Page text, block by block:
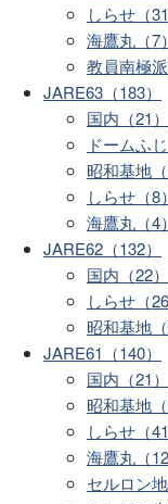
しらせ（31
海鷹丸（7）
教員南極
JARE63（183）
国内（21）
ドームふ
昭和基地（
しらせ（8）
海鷹丸（4）
JARE62（132）
国内（22）
しらせ（26
昭和基地（
JARE61（140）
国内（21）
昭和基地（
しらせ（41
海鷹丸（12
セルロン地